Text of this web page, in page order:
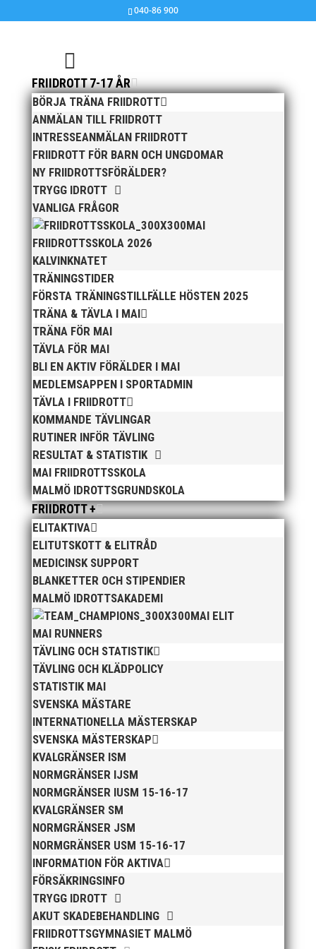
040-86 900
FRIIDROTT 7-17 ÅR
BÖRJA TRÄNA FRIIDROTT
ANMÄLAN TILL FRIIDROTT
INTRESSEANMÄLAN FRIIDROTT
FRIIDROTT FÖR BARN OCH UNGDOMAR
NY FRIIDROTTSFÖRÄLDER?
TRYGG IDROTT
VANLIGA FRÅGOR
MAI
FRIIDROTTSSKOLA 2026
KALVINKNATET
TRÄNINGSTIDER
FÖRSTA TRÄNINGSTILLFÄLLE HÖSTEN 2025
TRÄNA & TÄVLA I MAI
TRÄNA FÖR MAI
TÄVLA FÖR MAI
BLI EN AKTIV FÖRÄLDER I MAI
MEDLEMSAPPEN I SPORTADMIN
TÄVLA I FRIIDROTT
KOMMANDE TÄVLINGAR
RUTINER INFÖR TÄVLING
RESULTAT & STATISTIK
MAI FRIIDROTTSSKOLA
MALMÖ IDROTTSGRUNDSKOLA
FRIIDROTT +
ELITAKTIVA
ELITUTSKOTT & ELITRÅD
MEDICINSK SUPPORT
BLANKETTER OCH STIPENDIER
MALMÖ IDROTTSAKADEMI
MAI ELIT
MAI RUNNERS
TÄVLING OCH STATISTIK
TÄVLING OCH KLÄDPOLICY
STATISTIK MAI
SVENSKA MÄSTARE
INTERNATIONELLA MÄSTERSKAP
SVENSKA MÄSTERSKAP
KVALGRÄNSER ISM
NORMGRÄNSER IJSM
NORMGRÄNSER IUSM 15-16-17
KVALGRÄNSER SM
NORMGRÄNSER JSM
NORMGRÄNSER USM 15-16-17
INFORMATION FÖR AKTIVA
FÖRSÄKRINGSINFO
TRYGG IDROTT
AKUT SKADEBEHANDLING
FRIIDROTTSGYMNASIET MALMÖ
Välkomna till Påsksmällen!
mar 29, 2010|Ingen kategori,MAI MASTERS
Lördagen den 3/4, Påskafton, arrangerar MAI-
veteranerna en distriktssanktionerad
inomhustävling i Atleticum. Programmet är följande:
Längd 10.15
800m 10.30
Kula 11.15
Höjd 12.00
Anmälningsavgiften är 25 kronor och då ingår kaffe
med tilltugg.
Malmö AI välkomnar er till denna tävling.
Christer Stensson
0431-430801
Publicerat tidigare
Bilder från Stafett-SM 2026. Foto: Thomas
Leandersson Fler bilder från MAI:s Årsmöte 2026
Anders Hallström, 55, blir ny klubbchef i MAI. Han
börjar sin anställning den 13 april. Anders har ett
brett idrottsintresse och har bland annat fungerat
som tränare inom hockeyn i Trelleborg och fotbollen i
Höllviken tidigare. I fortsättningen blir det dock
friidrott...